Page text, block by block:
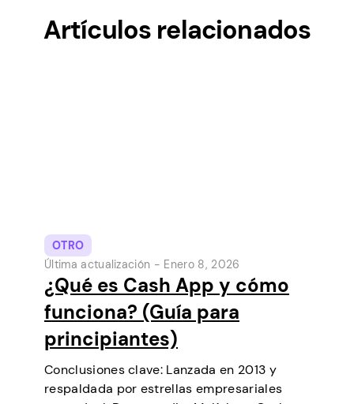
Artículos relacionados
OTRO
Última actualización - Enero 8, 2026
¿Qué es Cash App y cómo
funciona? (Guía para
principiantes)
Conclusiones clave: Lanzada en 2013 y
respaldada por estrellas empresariales